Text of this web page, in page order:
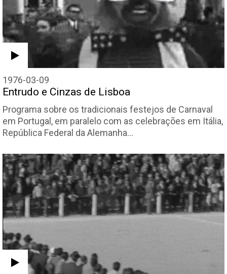
1976-03-09
Entrudo e Cinzas de Lisboa
Programa sobre os tradicionais festejos de Carnaval
em Portugal, em paralelo com as celebrações em Itália,
República Federal da Alemanha…